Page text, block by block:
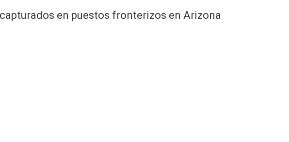
en puestos fronterizos en Arizona